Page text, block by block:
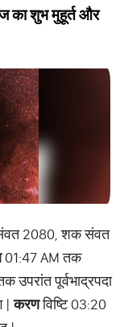
का शुभ मुहूर्त और
2080, शक संवत
01:47 AM तक
उपरांत पूर्वभाद्रपदा
|करणविष्टि 03:20